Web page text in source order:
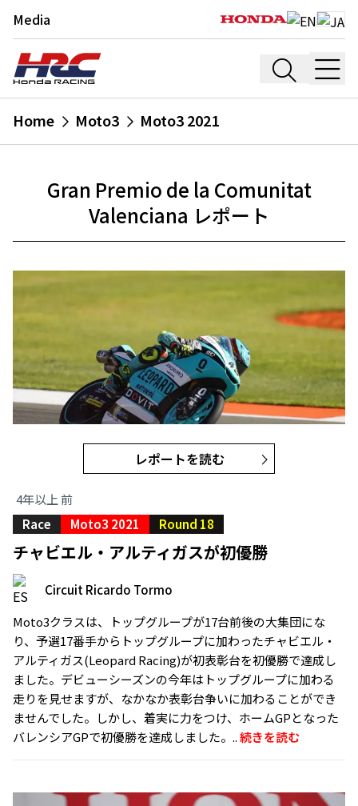
Media
Home Moto3 Moto3 2021
Gran Premio de la Comunitat
Valenciana レポート
レポートを読む
4年以上 前
Race
Moto3 2021 Round 18
チャビエル・アルティガスが初優勝
Circuit Ricardo Tormo
Moto3クラスは、トップグループが17台前後の大集団にな
り、予選17番手からトップグループに加わったチャビエル・
アルティガス(Leopard Racing)が初表彰台を初優勝で達成し
ました。デビューシーズンの今年はトップグループに加わる
走りを見せますが、なかなか表彰台争いに加わることができ
ませんでした。しかし、着実に力をつけ、ホームGPとなった
バレンシアGPで初優勝を達成しました。..続きを読む